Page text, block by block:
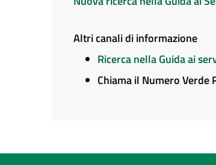
Altri canali di informazione
Ricerca nella Guida ai
Chiama il Numero Verde